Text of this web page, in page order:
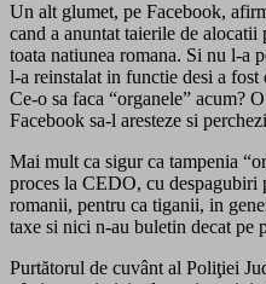
Un alt glumet, pe Facebook,
cand a anuntat taierile de
toata natiunea romana. Si nu l-a
l-a reinstalat in functie desi a
Ce-o sa faca “organele” acum?
Facebook sa-l aresteze si
Mai mult ca sigur ca tampenia
proces la CEDO, cu despagubiri
romanii, pentru ca tiganii, in
taxe si nici n-au buletin decat pe
Purtătorul de cuvânt al Poliţiei